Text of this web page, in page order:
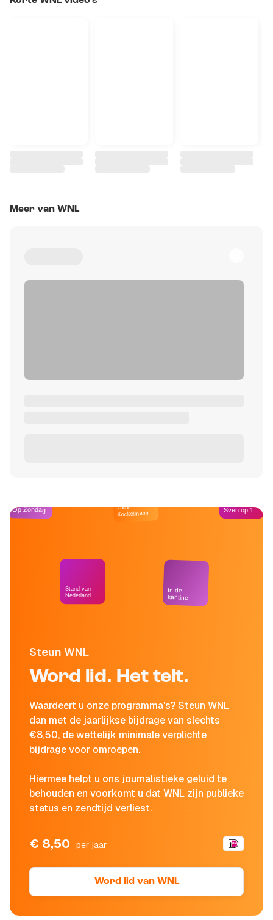
Meer van WNL
Steun WNL
Word lid. Het telt.
Waardeert u onze programma's? Steun WNL
dan met de jaarlijkse bijdrage van slechts
€8,50, de wettelijk minimale verplichte
bijdrage voor omroepen.
Hiermee helpt u ons journalistieke geluid te
behouden en voorkomt u dat WNL zijn publieke
status en zendtijd verliest.
€ 8,50 per jaar
Word lid van WNL
Op Zondag
Stand van
Nederland
Café
Kockelmann
In de
kantine
Sven op 1